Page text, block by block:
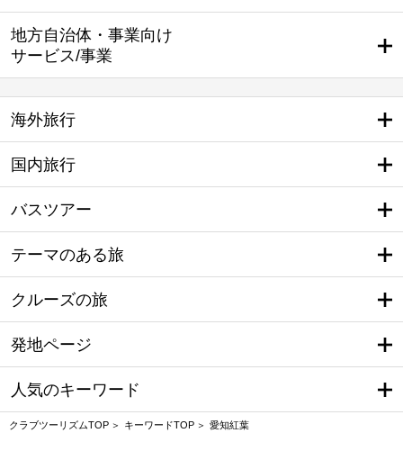
地方自治体・事業向け
サービス/事業
海外旅行
国内旅行
バスツアー
テーマのある旅
クルーズの旅
発地ページ
人気のキーワード
クラブツーリズムTOP キーワードTOP 愛知紅葉